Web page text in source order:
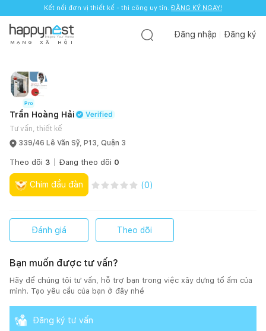
Kết nối đơn vị thiết kế - thi công uy tín. ĐĂNG KÝ NGAY!
M Ạ N G X Ã H Ộ I
Đăng nhập Đăng ký
Trần Hoàng Hải
Tư vấn, thiết kế
339/46 Lê Văn Sỹ, P13, Quận 3
Theo dõi 3 Đang theo dõi 0
Chim đầu đàn (0)
Đánh giá Theo dõi
Bạn muốn được tư vấn?
Hãy để chúng tôi tư vấn, hỗ trợ bạn trong việc xây dựng tổ ấm của
mình. Tạo yêu cầu của bạn ở đây nhé
Đăng ký tư vấn